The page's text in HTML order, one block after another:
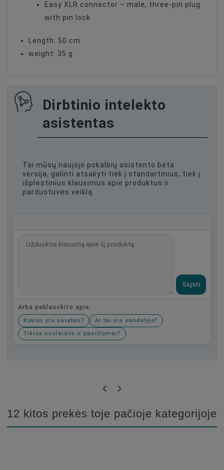
Easy XLR connector – male, three-pin plug
with pin lock
Length: 50 cm
weight: 35 g
Dirbtinio intelekto
asistentas
Tai mūsų naujojo pokalbių asistento beta
versija, galinti atsakyti tiek į standartinius, tiek į
išplėstinius klausimus apie produktus ir
parduotuvės veiklą.
Siųsti
Arba paklauskite apie:
Kokios yra savybės?
Ar tai yra sandėlyje?
Tikros nuolaidos ir pasiūlymai?
12 kitos prekės toje pačioje kategorijoje